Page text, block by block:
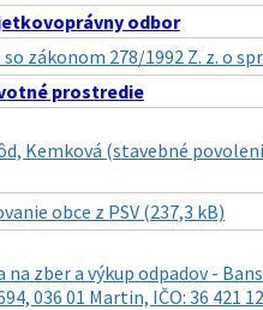
odbor
so zákonom 278/1992 Z. z. o
prostredie
Kemková (stavebné
obce z PSV (237,3 kB)
zber a výkup odpadov -
036 01 Martin, IČO: 36 421